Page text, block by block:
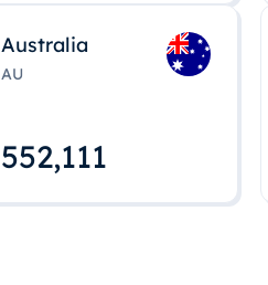
Australia
AU
552,112